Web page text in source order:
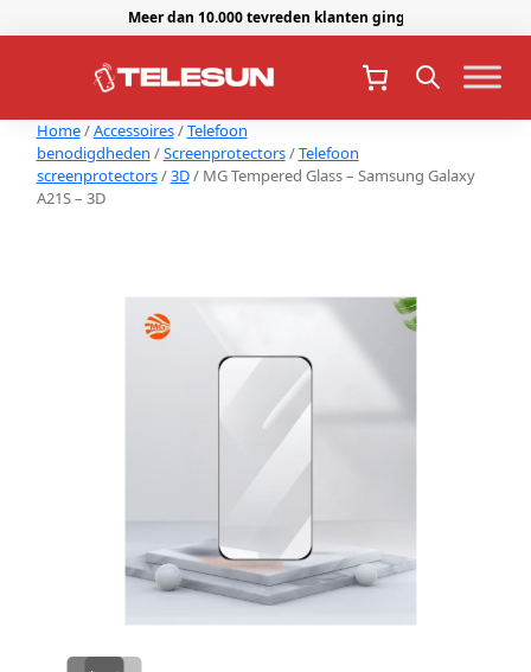
Meer dan 10.000 tevreden klanten gingen je voor.
Home/Accessoires/Telefoon
benodigdheden /Screenprotectors/Telefoon
screenprotectors/3D/ MG Tempered Glass – Samsung Galaxy
A21S – 3D